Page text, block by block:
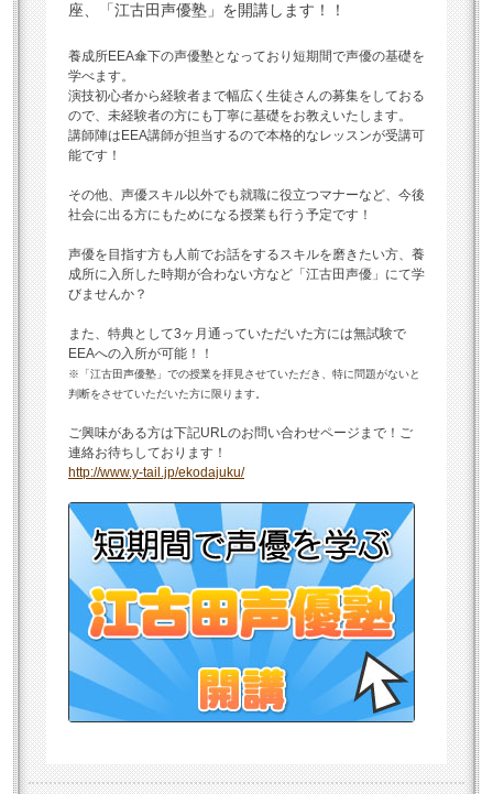
座、「江古田声優塾」を開講します！！
養成所EEA傘下の声優塾となっており短期間で声優の基礎を
学べます。
演技初心者から経験者まで幅広く生徒さんの募集をしておる
ので、未経験者の方にも丁寧に基礎をお教えいたします。
講師陣はEEA講師が担当するので本格的なレッスンが受講可
能です！
その他、声優スキル以外でも就職に役立つマナーなど、今後
社会に出る方にもためになる授業も行う予定です！
声優を目指す方も人前でお話をするスキルを磨きたい方、養
成所に入所した時期が合わない方など「江古田声優」にて学
びませんか？
また、特典として3ヶ月通っていただいた方には無試験で
EEAへの入所が可能！！
※「江古田声優塾」での授業を拝見させていただき、特に問題がないと
判断をさせていただいた方に限ります。
ご興味がある方は下記URLのお問い合わせページまで！ご
連絡お待ちしております！
http://www.y-tail.jp/ekodajuku/